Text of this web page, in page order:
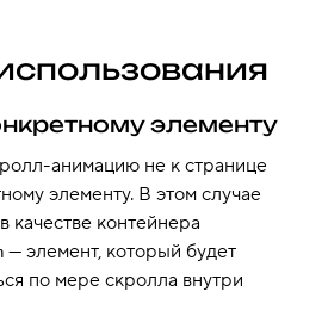
элементу
анимацию не к странице
элементу. В этом случае
в качестве контейнера
— элемент, который будет
по мере скролла внутри